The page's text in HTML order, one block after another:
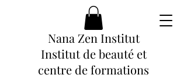
Nana Zen Institut
Institut de beauté et
centre de formations